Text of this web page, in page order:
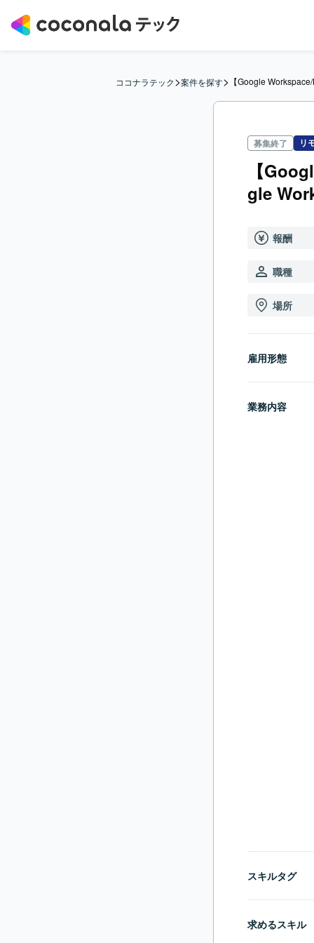
ココナラテック>案件を探す> 【Google
募集終了 リ
【
gle
報酬
職種
場所
雇用形態
業務内容
スキルタグ
求めるスキル